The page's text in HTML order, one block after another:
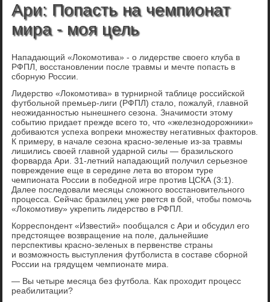
Ари: Попасть на чемпионат
мира - моя цель
Нападающий «Локомотива» - о лидерстве своего клуба в
РФПЛ, восстановлении после травмы и мечте попасть в
сборную России.
Лидерство «Локомотива» в турнирной таблице российской
футбольной премьер-лиги (РФПЛ) стало, пожалуй, главной
неожиданностью нынешнего сезона. Значимости этому
событию придает прежде всего то, что «железнодорожники»
добиваются успеха вопреки множеству негативных факторов.
К примеру, в начале сезона красно-зеленые из-за травмы
лишились своей главной ударной силы — бразильского
форварда Ари. 31-летний нападающий получил серьезное
повреждение еще в середине лета во втором туре
чемпионата России в победной игре против ЦСКА (3:1).
Далее последовали месяцы сложного восстановительного
процесса. Сейчас бразилец уже рвется в бой, чтобы помочь
«Локомотиву» укрепить лидерство в РФПЛ.
Корреспондент «Известий» пообщался с Ари и обсудил его
предстоящее возвращение на поле, дальнейшие
перспективы красно-зеленых в первенстве страны
и возможность выступления футболиста в составе сборной
России на грядущем чемпионате мира.
— Вы четыре месяца без футбола. Как проходит процесс
реабилитации?